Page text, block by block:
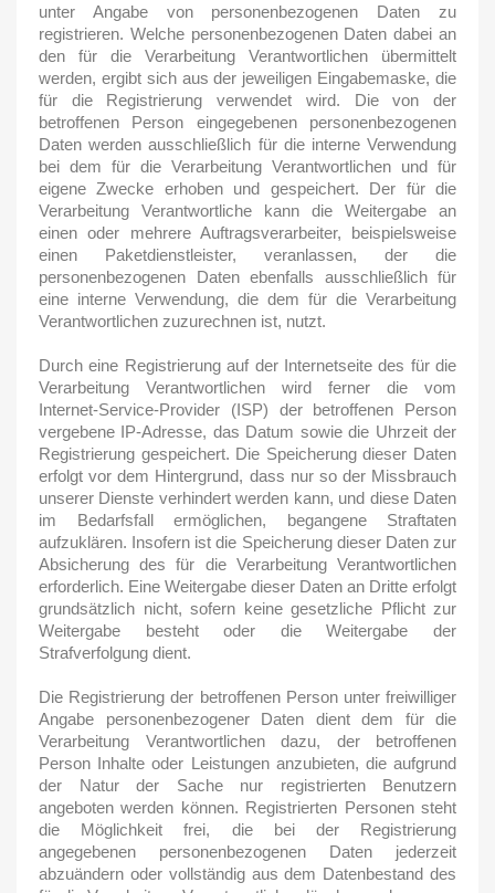
unter Angabe von personenbezogenen Daten zu
registrieren. Welche personenbezogenen Daten dabei an
den für die Verarbeitung Verantwortlichen übermittelt
werden, ergibt sich aus der jeweiligen Eingabemaske, die
für die Registrierung verwendet wird. Die von der
betroffenen Person eingegebenen personenbezogenen
Daten werden ausschließlich für die interne Verwendung
bei dem für die Verarbeitung Verantwortlichen und für
eigene Zwecke erhoben und gespeichert. Der für die
Verarbeitung Verantwortliche kann die Weitergabe an
einen oder mehrere Auftragsverarbeiter, beispielsweise
einen Paketdienstleister, veranlassen, der die
personenbezogenen Daten ebenfalls ausschließlich für
eine interne Verwendung, die dem für die Verarbeitung
Verantwortlichen zuzurechnen ist, nutzt.
Durch eine Registrierung auf der Internetseite des für die
Verarbeitung Verantwortlichen wird ferner die vom
Internet-Service-Provider (ISP) der betroffenen Person
vergebene IP-Adresse, das Datum sowie die Uhrzeit der
Registrierung gespeichert. Die Speicherung dieser Daten
erfolgt vor dem Hintergrund, dass nur so der Missbrauch
unserer Dienste verhindert werden kann, und diese Daten
im Bedarfsfall ermöglichen, begangene Straftaten
aufzuklären. Insofern ist die Speicherung dieser Daten zur
Absicherung des für die Verarbeitung Verantwortlichen
erforderlich. Eine Weitergabe dieser Daten an Dritte erfolgt
grundsätzlich nicht, sofern keine gesetzliche Pflicht zur
Weitergabe besteht oder die Weitergabe der
Strafverfolgung dient.
Die Registrierung der betroffenen Person unter freiwilliger
Angabe personenbezogener Daten dient dem für die
Verarbeitung Verantwortlichen dazu, der betroffenen
Person Inhalte oder Leistungen anzubieten, die aufgrund
der Natur der Sache nur registrierten Benutzern
angeboten werden können. Registrierten Personen steht
die Möglichkeit frei, die bei der Registrierung
angegebenen personenbezogenen Daten jederzeit
abzuändern oder vollständig aus dem Datenbestand des